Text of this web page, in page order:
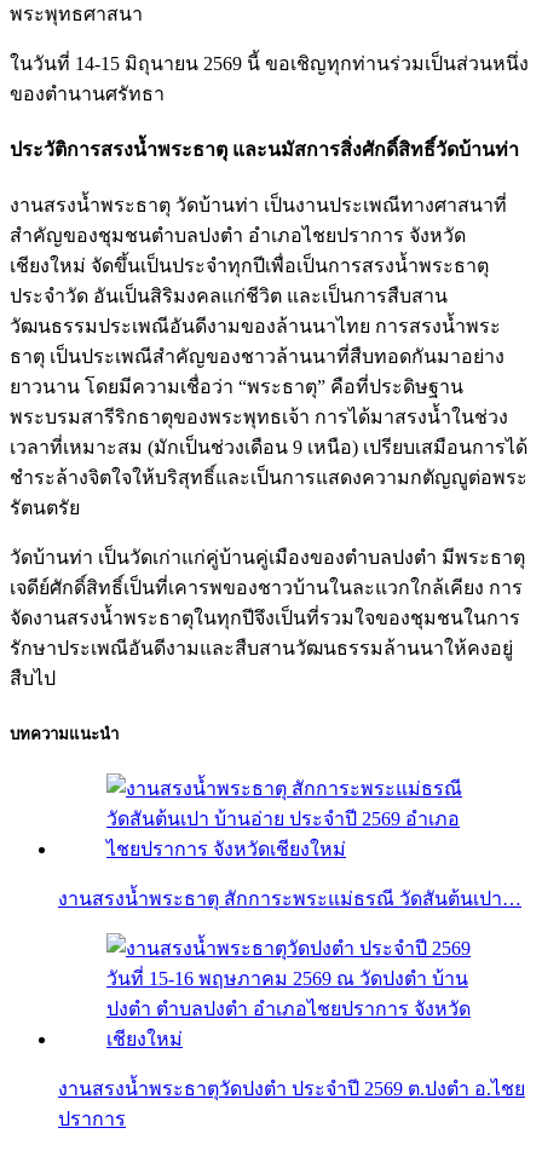
พระพุทธศาสนา
ในวันที่ 14-15 มิถุนายน 2569 นี้ ขอเชิญทุกท่านร่วมเป็นส่วนหนึ่ง
ของตำนานศรัทธา
ประวัติการสรงน้ำพระธาตุ และนมัสการสิ่งศักดิ์สิทธิ์วัดบ้านท่า
งานสรงน้ำพระธาตุ วัดบ้านท่า เป็นงานประเพณีทางศาสนาที่
สำคัญของชุมชนตำบลปงตำ อำเภอไชยปราการ จังหวัด
เชียงใหม่ จัดขึ้นเป็นประจำทุกปีเพื่อเป็นการสรงน้ำพระธาตุ
ประจำวัด อันเป็นสิริมงคลแก่ชีวิต และเป็นการสืบสาน
วัฒนธรรมประเพณีอันดีงามของล้านนาไทย การสรงน้ำพระ
ธาตุ เป็นประเพณีสำคัญของชาวล้านนาที่สืบทอดกันมาอย่าง
ยาวนาน โดยมีความเชื่อว่า “พระธาตุ” คือที่ประดิษฐาน
พระบรมสารีริกธาตุของพระพุทธเจ้า การได้มาสรงน้ำในช่วง
เวลาที่เหมาะสม (มักเป็นช่วงเดือน 9 เหนือ) เปรียบเสมือนการได้
ชำระล้างจิตใจให้บริสุทธิ์และเป็นการแสดงความกตัญญูต่อพระ
รัตนตรัย
วัดบ้านท่า เป็นวัดเก่าแก่คู่บ้านคู่เมืองของตำบลปงตำ มีพระธาตุ
เจดีย์ศักดิ์สิทธิ์เป็นที่เคารพของชาวบ้านในละแวกใกล้เคียง การ
จัดงานสรงน้ำพระธาตุในทุกปีจึงเป็นที่รวมใจของชุมชนในการ
รักษาประเพณีอันดีงามและสืบสานวัฒนธรรมล้านนาให้คงอยู่
สืบไป
บทความแนะนำ
งานสรงน้ำพระธาตุ สักการะพระแม่ธรณี วัดสันต้นเปา…
งานสรงน้ำพระธาตุวัดปงตำ ประจำปี 2569 ต.ปงตำ อ.ไชย
ปราการ